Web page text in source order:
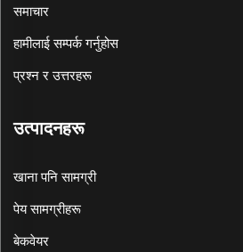
समाचार
हामीलाई सम्पर्क गर्नुहोस
प्रश्न र उत्तरहरू
उत्पादनहरू
खाना पनि सामग्री
पेय सामग्रीहरू
बेकवेयर